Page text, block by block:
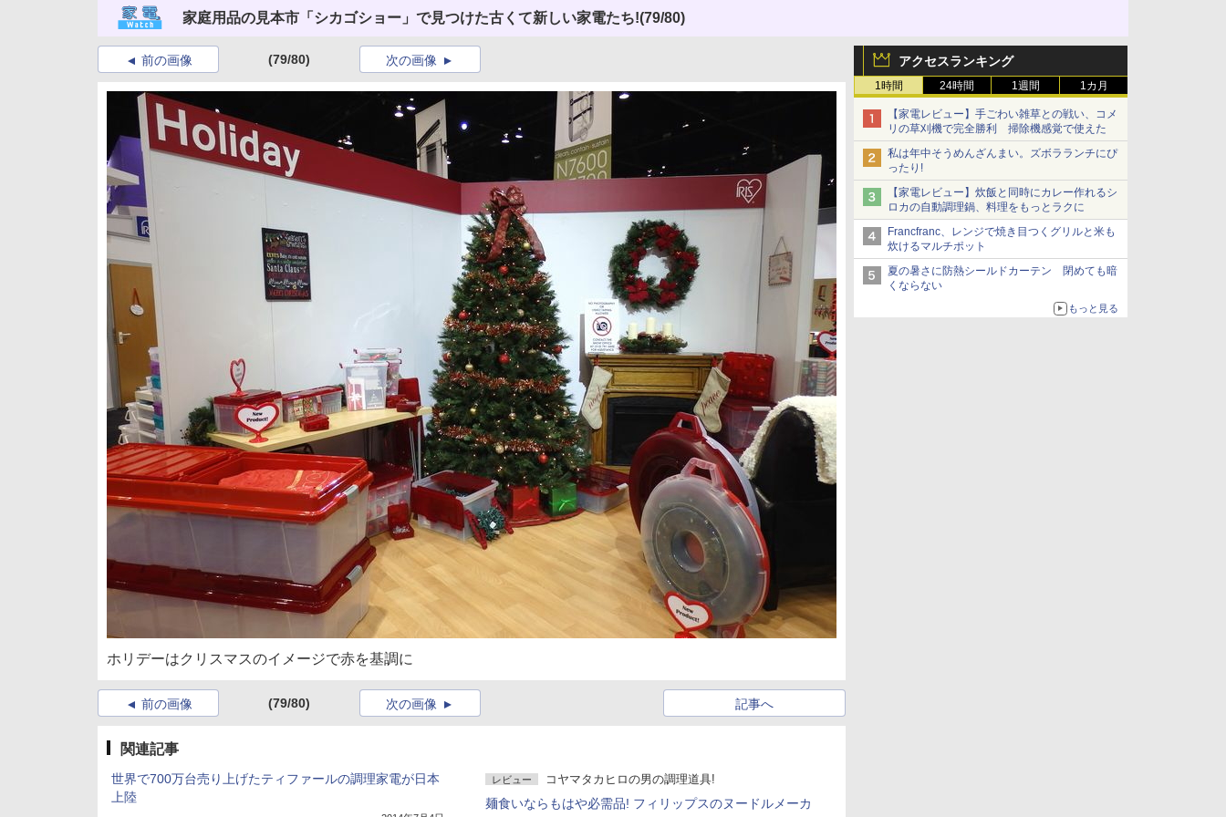
家庭用品の見本市「シカゴショー」で見つけた古くて新しい家電たち!(79/80)
アクセスランキング
1時間 24時間 1週間 1カ月
【家電レビュー】手ごわい雑草との戦い、コメ
リの草刈機で完全勝利 掃除機感覚で使えた
私は年中そうめんざんまい。ズボラランチにぴ
ったり!
【家電レビュー】炊飯と同時にカレー作れるシ
ロカの自動調理鍋、料理をもっとラクに
Francfranc、レンジで焼き目つくグリルと米も
炊けるマルチポット
夏の暑さに防熱シールドカーテン 閉めても暗
くならない
もっと見る
前の画像 (79/80) 次の画像
ホリデーはクリスマスのイメージで赤を基調に
前の画像 (79/80) 記事へ
次の画像
関連記事
世界で700万台売り上げたティファールの調理家電が日本
上陸
レビュー コヤマタカヒロの男の調理道具!
麺食いならもはや必需品! フィリップスのヌードルメーカ